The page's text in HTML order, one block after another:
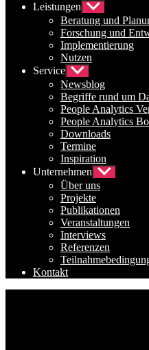
Leistungen Untermenü
anzeigen
Beratung und
Forschung und
Implementierung
Nutzen
Service Untermenü
anzeigen
Newsblog
Begriffe rund um
People Analytics
People Analytics
Downloads
Termine
Inspiration
Unternehmen Untermenü
anzeigen
Über uns
Projekte
Publikationen
Veranstaltungen
Interviews
Referenzen
Kontakt